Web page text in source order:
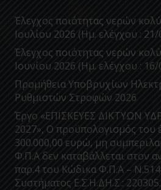
Έλεγχος ποιότητας νερών
Ιουλίου 2026 (Ημ. ελέγχου :
Έλεγχος ποιότητας νερών
Ιουνίου 2026 (Ημ. ελέγχου :
Προμήθεια Υποβρυχίων
Ρυθμιστών Στροφών 2026
Έργο «ΕΠΙΣΚΕΥΕΣ ΔΙΚΤΥΩΝ
2027», Ο προϋπολογισμός του
300.000,00 ευρώ, μη
Φ.Π.Α δεν καταβάλλεται στον
παρ.4 του Κώδικα Φ.Π.Α –
Συστήματος Ε.Σ.Η.ΔΗ.Σ.: 220305.